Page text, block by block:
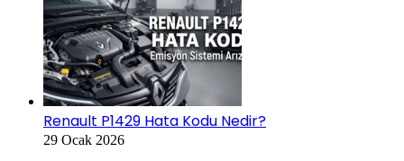
Renault P1429 Hata Kodu Nedir?
29 Ocak 2026